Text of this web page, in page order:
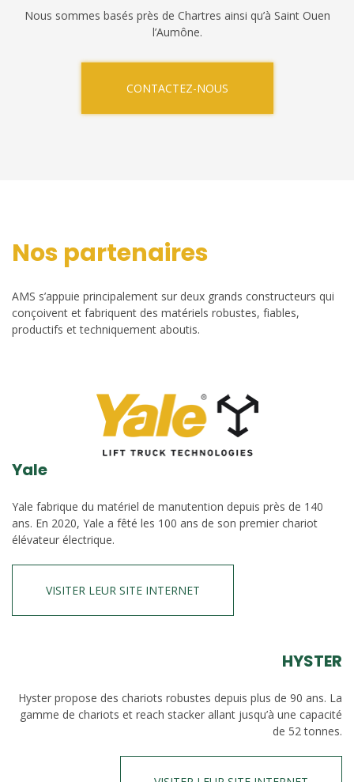
Nous sommes basés près de Chartres ainsi qu’à Saint Ouen
l’Aumône.
CONTACTEZ-NOUS
Nos partenaires
AMS s’appuie principalement sur deux grands constructeurs qui
conçoivent et fabriquent des matériels robustes, fiables,
productifs et techniquement aboutis.
Yale
Yale fabrique du matériel de manutention depuis près de 140
ans. En 2020, Yale a fêté les 100 ans de son premier chariot
élévateur électrique.
VISITER LEUR SITE INTERNET
HYSTER
Hyster propose des chariots robustes depuis plus de 90 ans. La
gamme de chariots et reach stacker allant jusqu’à une capacité
de 52 tonnes.